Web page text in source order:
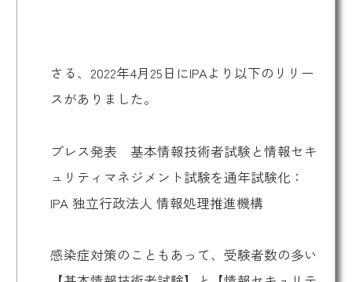
さる、2022年4月25日にIPAより以下のリリー
スがありました。
プレス発表 基本情報技術者試験と情報セキ
ュリティマネジメント試験を通年試験化：
IPA 独立行政法人 情報処理推進機構
感染症対策のこともあって、受験者数の多い